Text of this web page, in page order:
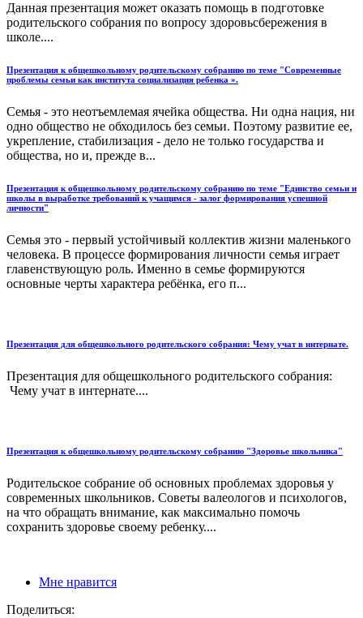
Данная презентация может оказать помощь в подготовке
родительского собрания по вопросу здоровьсбережения в
школе....
Презентация к общешкольному родительскому собранию по теме "Современные
проблемы семьи как института социализация ребенка ».
Семья - это неотъемлемая ячейка общества. Ни одна нация, ни
одно общество не обходилось без семьи. Поэтому развитие ее,
укрепление, стабилизация - дело не только государства и
общества, но и, прежде в...
Презентация к общешкольному родительскому собранию по теме "Единство семьи и
школы в выработке требований к учащимся - залог формирования успешной
личности"
Семья это - первый устойчивый коллектив жизни маленького
человека. В процессе формирования личности семья играет
главенствующую роль. Именно в семье формируются
основные черты характера ребёнка, его п...
Презентация для общешкольного родительского собрания: Чему учат в интернате.
Презентация для общешкольного родительского собрания:
Чему учат в интернате....
Презентация к общешкольному родительскому собранию "Здоровье школьника"
Родительское собрание об основных проблемах здоровья у
современных школьников. Советы валеологов и психологов,
на что обращать внимание, как максимально помочь
сохранить здоровье своему ребенку....
Мне нравится
Поделиться: